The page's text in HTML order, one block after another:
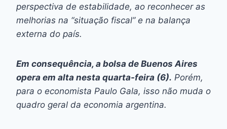
perspectiva de estabilidade, ao reconhecer as
melhorias na “situação fiscal” e na balança
externa do país.
Em consequência, a bolsa de Buenos Aires
opera em alta nesta quarta-feira (6). Porém,
para o economista Paulo Gala, isso não muda o
quadro geral da economia argentina.